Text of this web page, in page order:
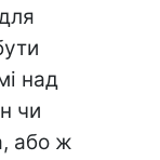
над
чи
або ж